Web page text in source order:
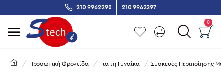
210 9962290 210 9962297
0
Προσωπική Φροντίδα Για τη Γυναίκα Συσκευές Περιποίησης